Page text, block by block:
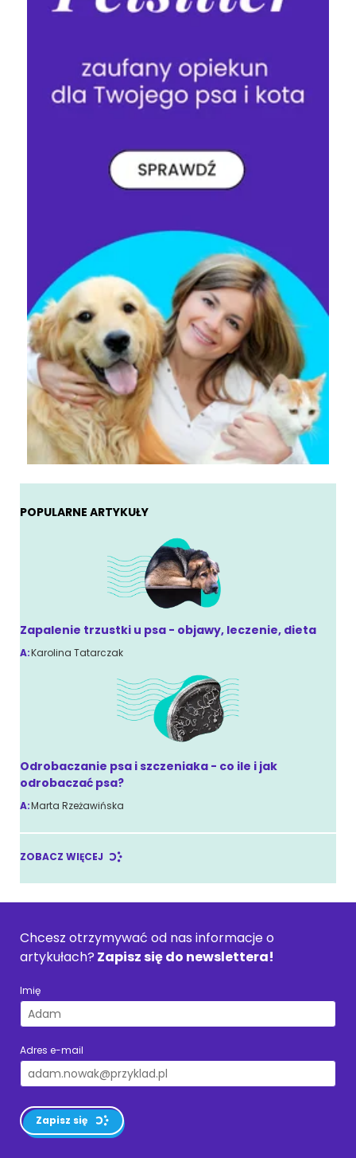
POPULARNE ARTYKUŁY
Zapalenie trzustki u psa - objawy, leczenie, dieta
A:Karolina Tatarczak
Odrobaczanie psa i szczeniaka - co ile i jak
odrobaczać psa?
A:Marta Rzeżawińska
ZOBACZ WIĘCEJ
Chcesz otrzymywać od nas informacje o
artykułach? Zapisz się do newslettera!
Imię
Adres e-mail
Zapisz się